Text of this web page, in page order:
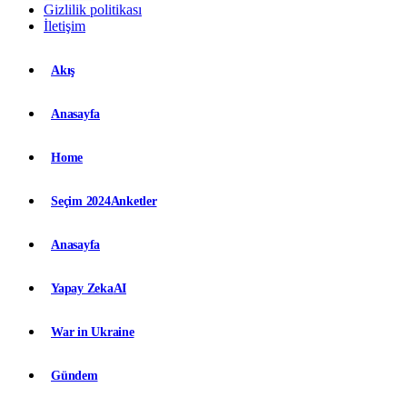
Gizlilik politikası
İletişim
Akış
Anasayfa
Home
Seçim 2024Anketler
Anasayfa
Yapay ZekaAI
War in Ukraine
Gündem